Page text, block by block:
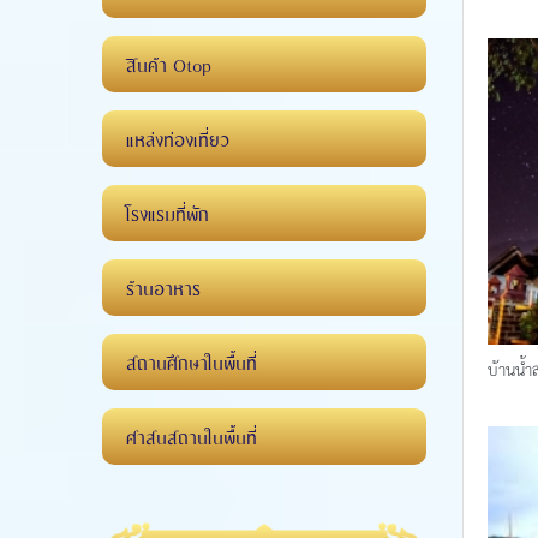
สินค้า Otop
แหล่งท่องเที่ยว
โรงแรมที่พัก
ร้านอาหาร
สถานศึกษาในพื้นที่
ศาสนสถานในพื้นที่
บ้านน้ำ